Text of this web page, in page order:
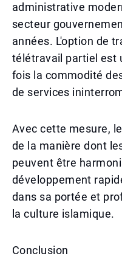
administrative
secteur
années. L'option de
télétravail partiel est
fois la commodité
de services
Avec cette mesure,
de la manière dont
peuvent être
développement
dans sa portée et
la culture islamique.
Conclusion